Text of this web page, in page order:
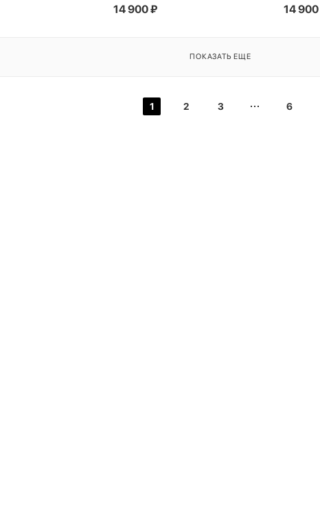
14 900₽ 14 900
ПОКАЗАТЬ ЕЩЕ
1 2 3 6